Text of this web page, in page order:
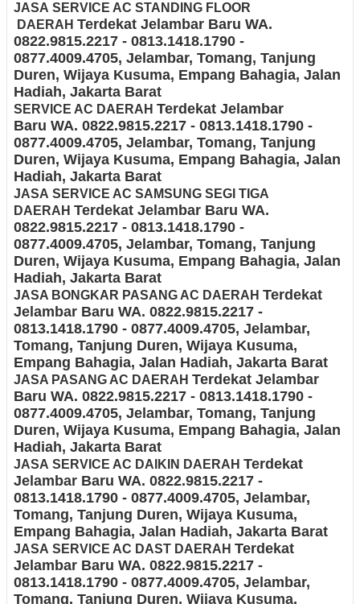
JASA SERVICE AC STANDING FLOOR
DAERAH Terdekat Jelambar Baru WA.
0822.9815.2217 - 0813.1418.1790 -
0877.4009.4705, Jelambar, Tomang, Tanjung
Duren, Wijaya Kusuma, Empang Bahagia, Jalan
Hadiah, Jakarta Barat
SERVICE AC DAERAH Terdekat Jelambar
Baru WA. 0822.9815.2217 - 0813.1418.1790 -
0877.4009.4705, Jelambar, Tomang, Tanjung
Duren, Wijaya Kusuma, Empang Bahagia, Jalan
Hadiah, Jakarta Barat
JASA SERVICE AC SAMSUNG SEGI TIGA
DAERAH Terdekat Jelambar Baru WA.
0822.9815.2217 - 0813.1418.1790 -
0877.4009.4705, Jelambar, Tomang, Tanjung
Duren, Wijaya Kusuma, Empang Bahagia, Jalan
Hadiah, Jakarta Barat
JASA BONGKAR PASANG AC DAERAH Terdekat
Jelambar Baru WA. 0822.9815.2217 -
0813.1418.1790 - 0877.4009.4705, Jelambar,
Tomang, Tanjung Duren, Wijaya Kusuma,
Empang Bahagia, Jalan Hadiah, Jakarta Barat
JASA PASANG AC DAERAH Terdekat Jelambar
Baru WA. 0822.9815.2217 - 0813.1418.1790 -
0877.4009.4705, Jelambar, Tomang, Tanjung
Duren, Wijaya Kusuma, Empang Bahagia, Jalan
Hadiah, Jakarta Barat
JASA SERVICE AC DAIKIN DAERAH Terdekat
Jelambar Baru WA. 0822.9815.2217 -
0813.1418.1790 - 0877.4009.4705, Jelambar,
Tomang, Tanjung Duren, Wijaya Kusuma,
Empang Bahagia, Jalan Hadiah, Jakarta Barat
JASA SERVICE AC DAST DAERAH Terdekat
Jelambar Baru WA. 0822.9815.2217 -
0813.1418.1790 - 0877.4009.4705, Jelambar,
Tomang, Tanjung Duren, Wijaya Kusuma,